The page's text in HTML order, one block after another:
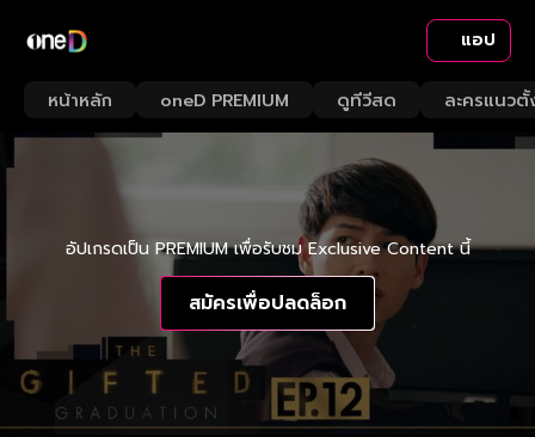
แอป
หน้าหลัก oneD PREMIUM ดูทีวีสด ละครแนวตั้
อัปเกรดเป็น PREMIUM เพื่อรับชม Exclusive Content นี้
สมัครเพื่อปลดล็อก